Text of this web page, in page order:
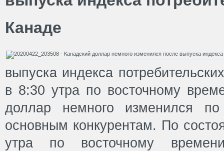
Канаде
выпуска индекса
в 8:30 утра по восточному
доллар немного изменился
основным конкурентам. По
утра по восточному